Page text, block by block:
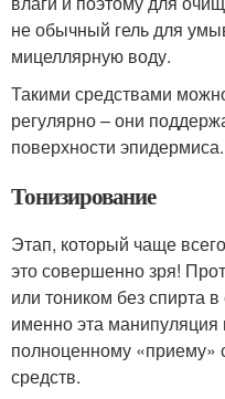
не обычный гель для
мицеллярную воду.
Такими средствами
регулярно – они
поверхности эпидермиса.
Тонизирование
Этап, который чаще
это совершенно зря!
или тоником без спирта
именно эта
полноценному «приему»
средств.